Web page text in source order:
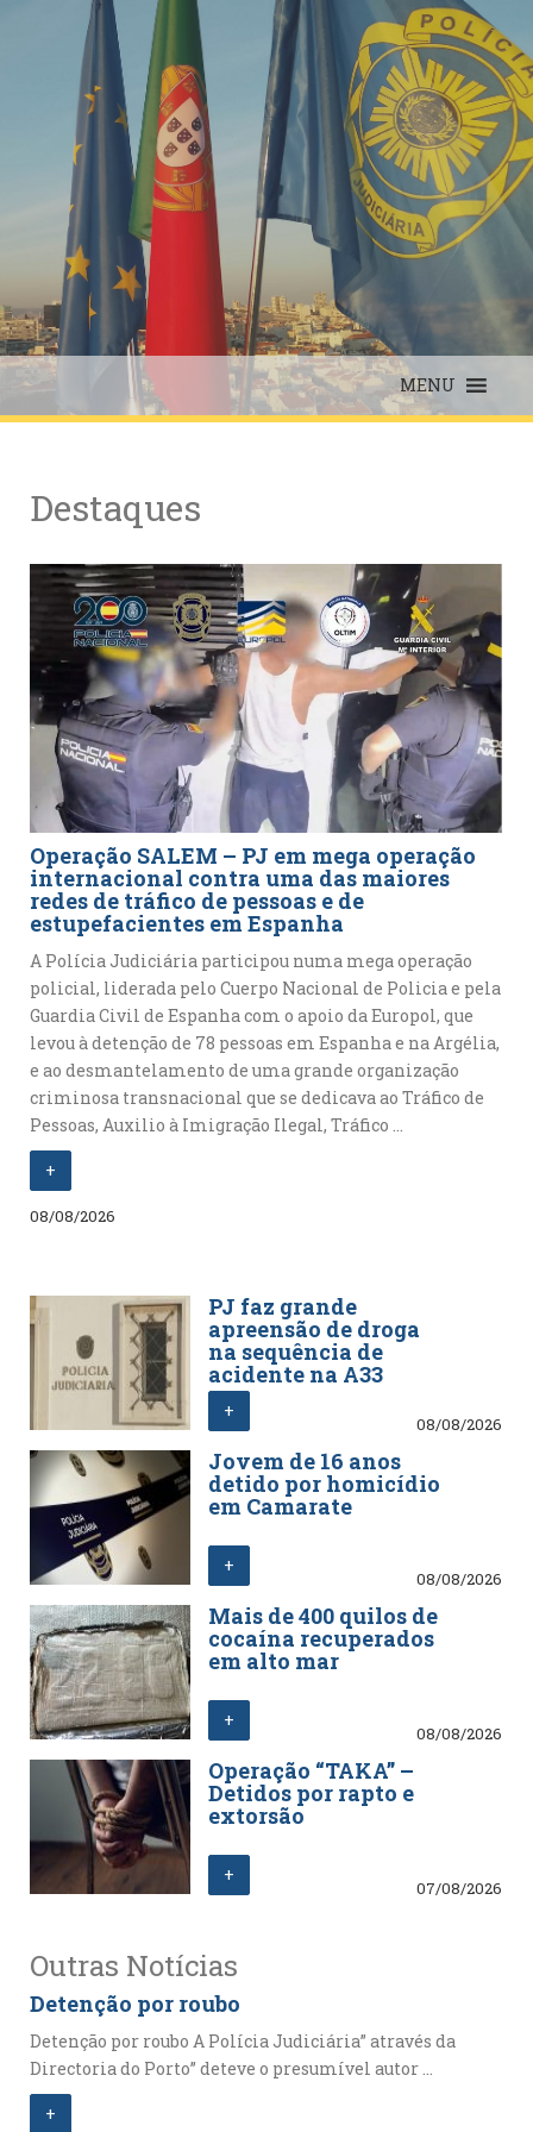
MENU
Destaques
Operação SALEM – PJ em mega operação
internacional contra uma das maiores
redes de tráfico de pessoas e de
estupefacientes em Espanha
A Polícia Judiciária participou numa mega operação
policial, liderada pelo Cuerpo Nacional de Policia e pela
Guardia Civil de Espanha com o apoio da Europol, que
levou à detenção de 78 pessoas em Espanha e na Argélia,
e ao desmantelamento de uma grande organização
criminosa transnacional que se dedicava ao Tráfico de
Pessoas, Auxilio à Imigração Ilegal, Tráfico ...
+
08/08/2026
PJ faz grande
apreensão de droga
na sequência de
acidente na A33
+
08/08/2026
Jovem de 16 anos
detido por homicídio
em Camarate
+
08/08/2026
Mais de 400 quilos de
cocaína recuperados
em alto mar
+
08/08/2026
Operação “TAKA” –
Detidos por rapto e
extorsão
+
07/08/2026
Outras Notícias
Detenção por roubo
Detenção por roubo A Polícia Judiciária” através da
Directoria do Porto” deteve o presumível autor ...
+